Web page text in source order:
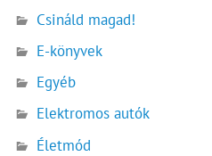
Csináld magad!
E-könyvek
Egyéb
Elektromos autók
Életmód